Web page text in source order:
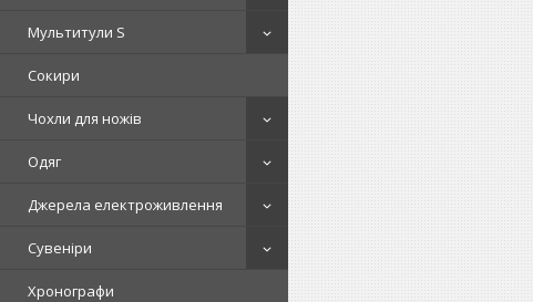
Мультитули S
Сокири
Чохли для ножів
Одяг
Джерела електроживлення
Сувеніри
Хронографи